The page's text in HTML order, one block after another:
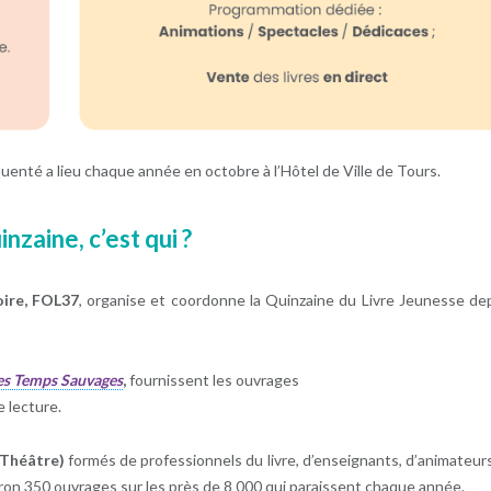
a lieu chaque année en octobre à l’Hôtel de Ville de Tours.
c’est qui ?
FOL37, organise et coordonne la Quinzaine du Livre Jeunesse
Temps Sauvages,fournissent les ouvrages
lecture.
formés de professionnels du livre, d’enseignants,
350 ouvrages sur les près de 8 000 qui paraissent chaque année.